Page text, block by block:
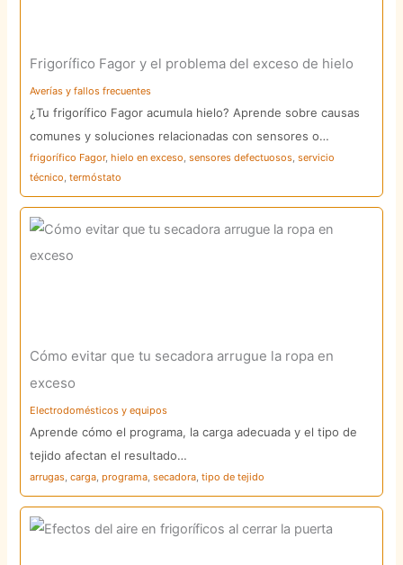
Frigorífico Fagor y el problema del exceso de hielo
Averías y fallos frecuentes
¿Tu frigorífico Fagor acumula hielo? Aprende sobre causas
comunes y soluciones relacionadas con sensores o…
frigorífico Fagor,hielo en exceso,sensores defectuosos,servicio
técnico,termóstato
Cómo evitar que tu secadora arrugue la ropa en
exceso
Electrodomésticos y equipos
Aprende cómo el programa, la carga adecuada y el tipo de
tejido afectan el resultado…
arrugas,carga,programa,secadora,tipo de tejido